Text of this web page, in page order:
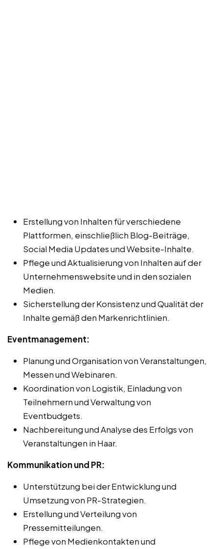
Erstellung von Inhalten für verschiedene
Plattformen, einschließlich Blog-Beiträge,
Social Media Updates und Website-Inhalte.
Pflege und Aktualisierung von Inhalten auf der
Unternehmenswebsite und in den sozialen
Medien.
Sicherstellung der Konsistenz und Qualität der
Inhalte gemäß den Markenrichtlinien.
Eventmanagement:
Planung und Organisation von Veranstaltungen,
Messen und Webinaren.
Koordination von Logistik, Einladung von
Teilnehmern und Verwaltung von
Eventbudgets.
Nachbereitung und Analyse des Erfolgs von
Veranstaltungen in Haar.
Kommunikation und PR:
Unterstützung bei der Entwicklung und
Umsetzung von PR-Strategien.
Erstellung und Verteilung von
Pressemitteilungen.
Pflege von Medienkontakten und